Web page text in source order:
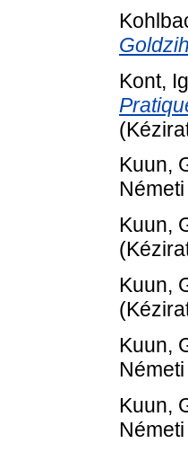
Kont,
Kuun,
Kuun,
Kuun,
Kuun,
Kuun,